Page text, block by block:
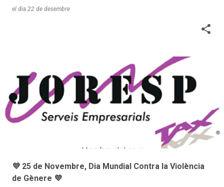
el dia 22 de desembre
💜 25 de Novembre, Dia Mundial Contra la Violència
de Gènere 💜